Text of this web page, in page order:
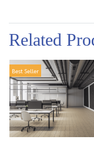
Related
Best Seller